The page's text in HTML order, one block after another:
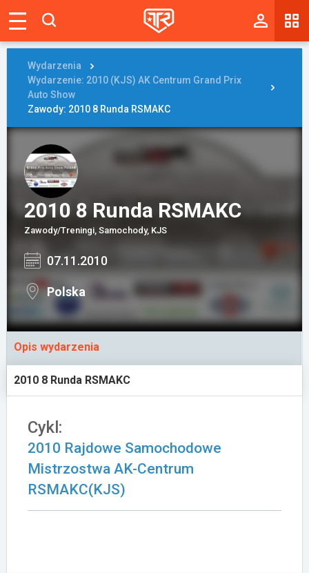
Tablica
Wyniki
Blogi
Galerie
Wydarzenia
Giełda
Zaloguj się
Załóż konto
Wydarzenia
Wydarzenie: 2010 (KJS) AK Centrum Grand Prix
Auto Show
Zawody: 2010 8 Runda RSMAKC
2010 8 Runda RSMAKC
Zawody/Treningi, Samochody, KJS
07.11.2010
Polska
Opis wydarzenia
2010 8 Runda RSMAKC
Cykl:
2010 Rajdowe Samochodowe
Mistrzostwa AK-Centrum
RSMAKC(KJS)